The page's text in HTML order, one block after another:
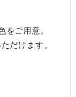
をご用意。
だけます。